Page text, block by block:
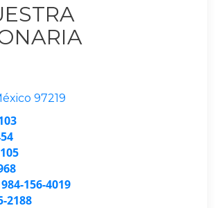
97219
984-156-4019
2188